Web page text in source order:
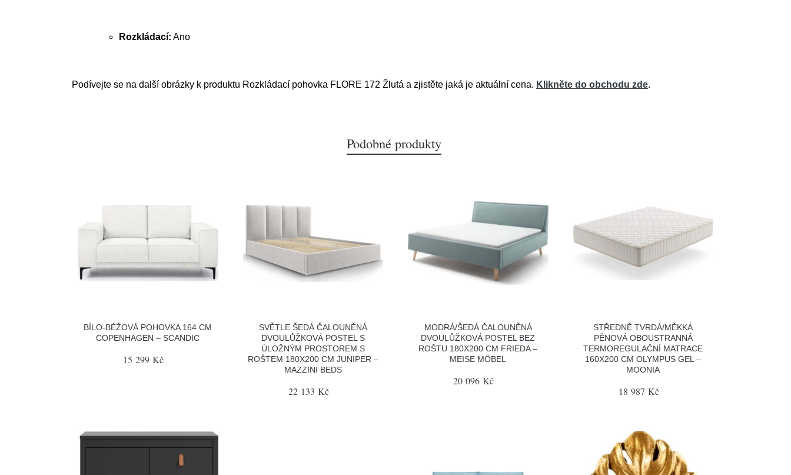
Rozkládací: Ano
Podívejte se na další obrázky k produktu Rozkládací pohovka FLORE 172 Žlutá a zjistěte jaká je aktuální cena. Klikněte do obchodu zde.
Podobné produkty
BÍLO-BÉŽOVÁ POHOVKA 164 CM
COPENHAGEN – SCANDIC
15 299 Kč
SVĚTLE ŠEDÁ ČALOUNĚNÁ
DVOULŮŽKOVÁ POSTEL S
ÚLOŽNÝM PROSTOREM S
ROŠTEM 180X200 CM JUNIPER –
MAZZINI BEDS
22 133 Kč
MODRÁ/ŠEDÁ ČALOUNĚNÁ
DVOULŮŽKOVÁ POSTEL BEZ
ROŠTU 180X200 CM FRIEDA –
MEISE MÖBEL
20 096 Kč
STŘEDNĚ TVRDÁ/MĚKKÁ
PĚNOVÁ OBOUSTRANNÁ
TERMOREGULAČNÍ MATRACE
160X200 CM OLYMPUS GEL –
MOONIA
18 987 Kč